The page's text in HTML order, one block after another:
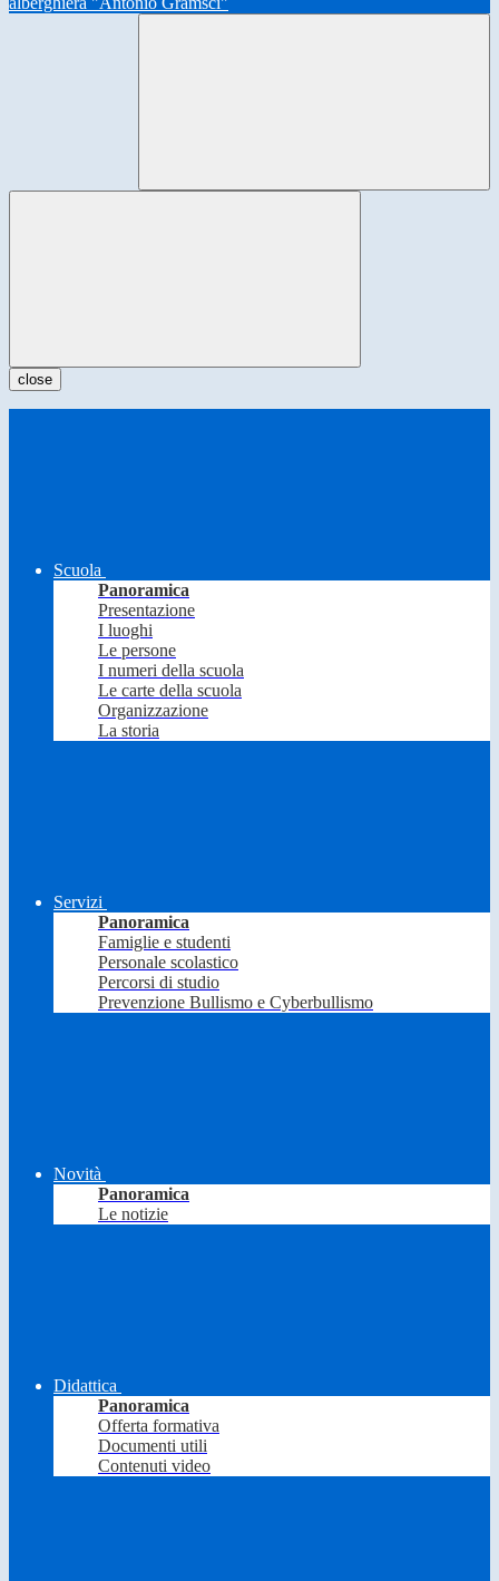
close
Scuola
Panoramica
Presentazione
I luoghi
Le persone
I numeri della scuola
Le carte della scuola
Organizzazione
La storia
Servizi
Panoramica
Famiglie e studenti
Personale scolastico
Percorsi di studio
Prevenzione Bullismo e Cyberbullismo
Novità
Panoramica
Le notizie
Didattica
Panoramica
Offerta formativa
Documenti utili
Contenuti video